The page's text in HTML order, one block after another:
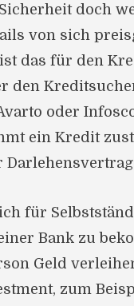
doch
von sich
das für den
den
oder
ein Kredit
für
Bank zu
Geld
zum